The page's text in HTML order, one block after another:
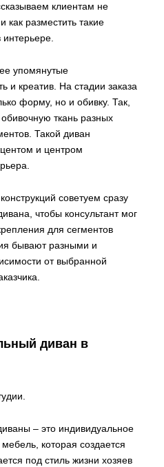
клиентам не
как разместить такие
упомянутые
и креатив. На стадии заказа
форму, но и обивку. Так,
ткань разных
Такой диван
и центром
советуем сразу
чтобы консультант мог
для сегментов
бывают разными и
от выбранной
диван в
– это индивидуальное
которая создается
под стиль жизни хозяев